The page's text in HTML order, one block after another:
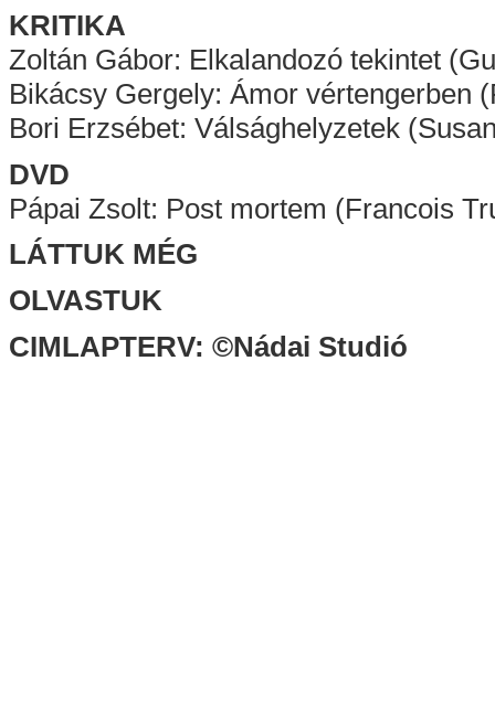
KRITIKA
Zoltán Gábor: Elkalandozó tekintet
Bikácsy Gergely: Ámor vértengerben
Bori Erzsébet: Válsághelyzetek
DVD
Pápai Zsolt: Post mortem (Francois
LÁTTUK MÉG
OLVASTUK
CIMLAPTERV: ©Nádai Studió